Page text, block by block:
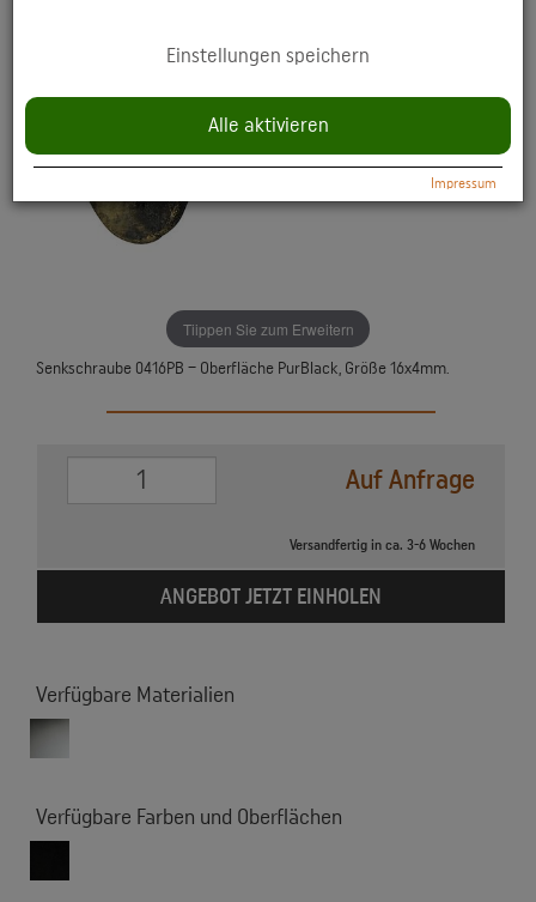
Tiippen Sie zum Erweitern
Senkschraube 0416PB – Oberfläche PurBlack, Größe 16x4mm.
Auf Anfrage
Versandfertig in ca. 3-6 Wochen
ANGEBOT JETZT EINHOLEN
Verfügbare Materialien
Verfügbare Farben und Oberflächen
Datenschutzerklärung:https://policies.google.com/privacy
Einstellungen speichern
Alle aktivieren
Impressum